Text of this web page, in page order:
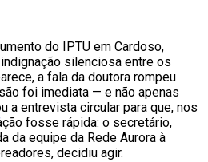
do IPTU em Cardoso,
silenciosa entre os
a fala da doutora rompeu
foi imediata — e não apenas
a entrevista circular para que, nos
fosse rápida: o secretário,
da equipe da Rede Aurora à
decidiu agir.